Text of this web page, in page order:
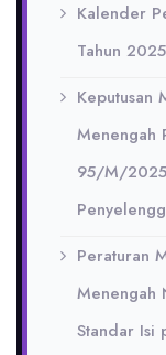
Kalender
Tahun
Keputusan
Menengah
95/M/2025
Peraturan
Menengah
Standar Isi